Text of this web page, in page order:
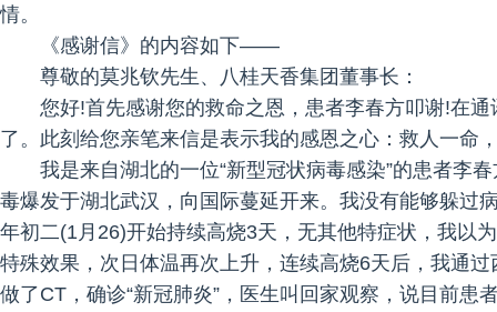
情。
《感谢信》的内容如下——
尊敬的莫兆钦先生、八桂天香集团董事长：
您好!首先感谢您的救命之恩，患者李春方叩谢!在
了。此刻给您亲笔来信是表示我的感恩之心：救人一命
我是来自湖北的一位“新型冠状病毒感染”的患者李
毒爆发于湖北武汉，向国际蔓延开来。我没有能够躲过
年初二(1月26)开始持续高烧3天，无其他特症状，我以
特殊效果，次日体温再次上升，连续高烧6天后，我通
做了CT，确诊“新冠肺炎”，医生叫回家观察，说目前